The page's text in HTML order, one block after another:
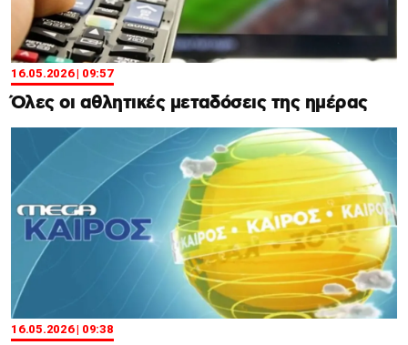
16.05.2026 | 09:57
Όλες οι αθλητικές μεταδόσεις της ημέρας
16.05.2026 | 09:38